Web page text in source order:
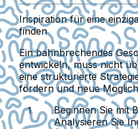
Inspiration für eine
finden
Ein bahnbrechendes
entwickeln, muss nicht
eine strukturierte
fördern und neue
Beginnen Sie mit
Analysieren Sie